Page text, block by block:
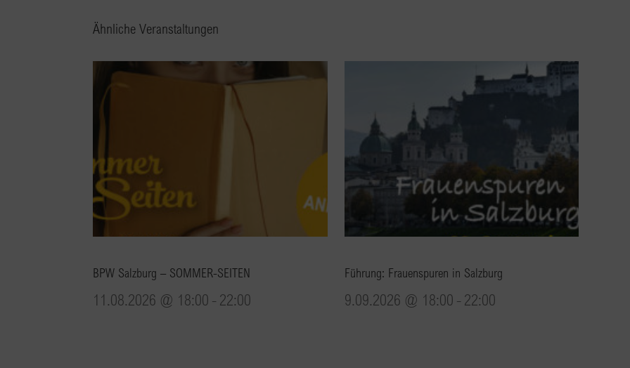
Ähnliche Veranstaltungen
BPW Salzburg – SOMMER-SEITEN
11.08.2026 @ 18:00 - 22:00
Führung: Frauenspuren in Salzburg
9.09.2026 @ 18:00 - 22:00